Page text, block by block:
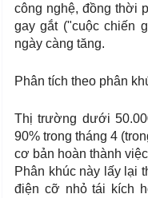
công nghệ, đồng thời
gay gắt ("cuộc chiến
ngày càng tăng.
Phân tích theo phân
Thị trường dưới
90% trong tháng 4
cơ bản hoàn thành
Phân khúc này lấy lại
điện cỡ nhỏ tái kích